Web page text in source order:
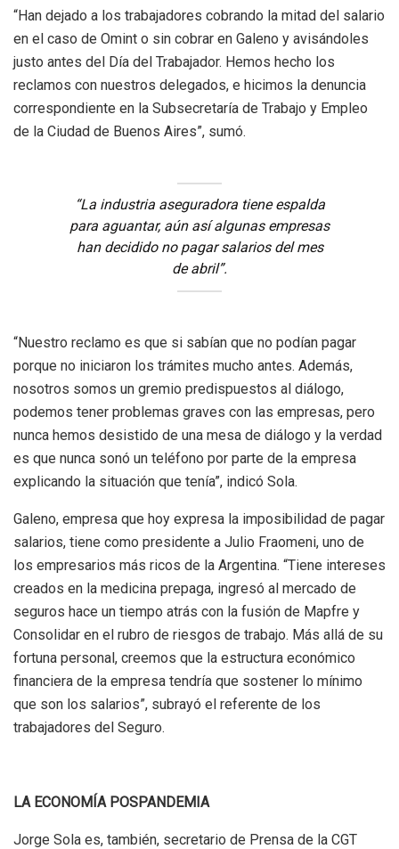
“Han dejado a los trabajadores cobrando la mitad del salario
en el caso de Omint o sin cobrar en Galeno y avisándoles
justo antes del Día del Trabajador. Hemos hecho los
reclamos con nuestros delegados, e hicimos la denuncia
correspondiente en la Subsecretaría de Trabajo y Empleo
de la Ciudad de Buenos Aires”, sumó.
“La industria aseguradora tiene espalda
para aguantar, aún así algunas empresas
han decidido no pagar salarios del mes
de abril”.
“Nuestro reclamo es que si sabían que no podían pagar
porque no iniciaron los trámites mucho antes. Además,
nosotros somos un gremio predispuestos al diálogo,
podemos tener problemas graves con las empresas, pero
nunca hemos desistido de una mesa de diálogo y la verdad
es que nunca sonó un teléfono por parte de la empresa
explicando la situación que tenía”, indicó Sola.
Galeno, empresa que hoy expresa la imposibilidad de pagar
salarios, tiene como presidente a Julio Fraomeni, uno de
los empresarios más ricos de la Argentina. “Tiene intereses
creados en la medicina prepaga, ingresó al mercado de
seguros hace un tiempo atrás con la fusión de Mapfre y
Consolidar en el rubro de riesgos de trabajo. Más allá de su
fortuna personal, creemos que la estructura económico
financiera de la empresa tendría que sostener lo mínimo
que son los salarios”, subrayó el referente de los
trabajadores del Seguro.
LA ECONOMÍA POSPANDEMIA
Jorge Sola es, también, secretario de Prensa de la CGT